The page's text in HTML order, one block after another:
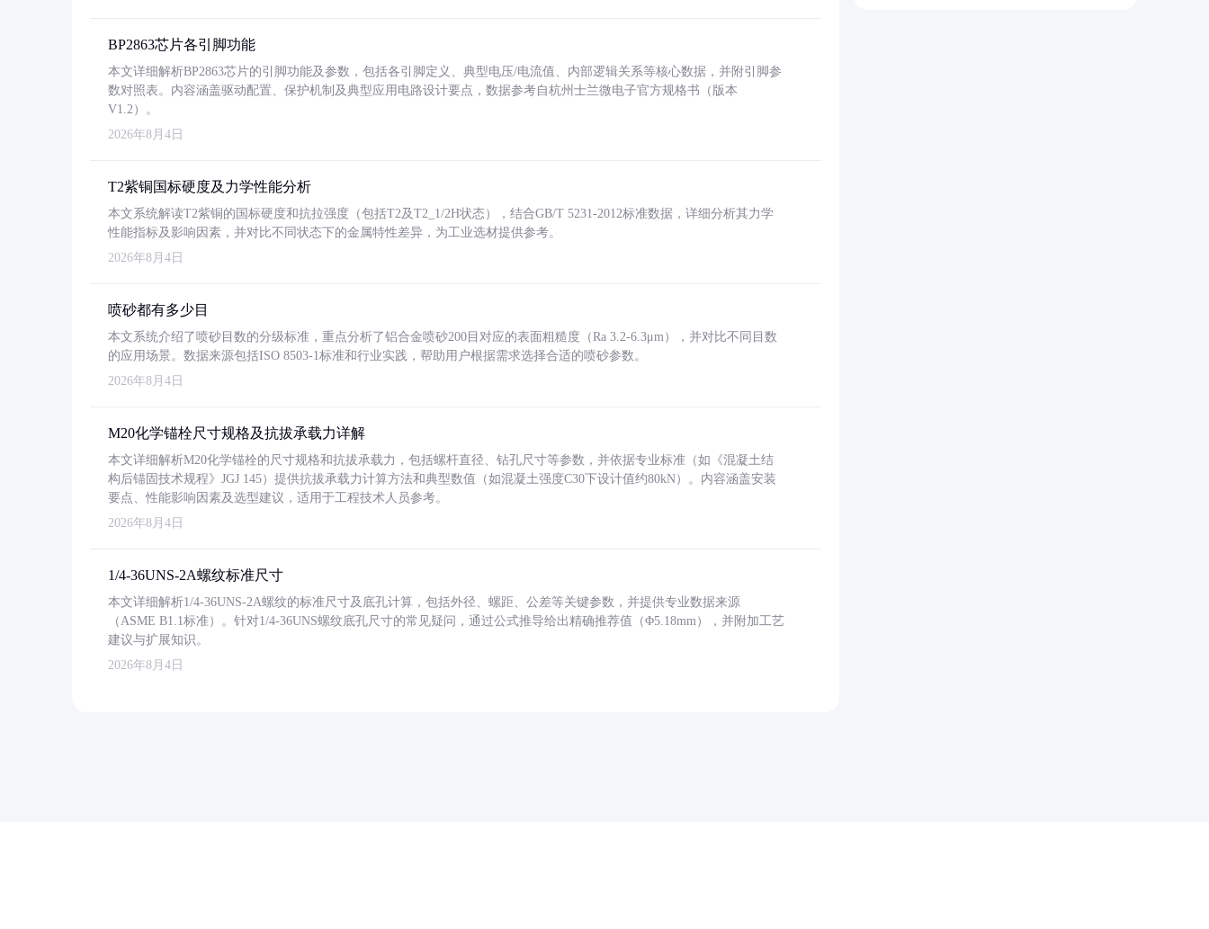
BP2863芯片各引脚功能
本文详细解析BP2863芯片的引脚功能及参数，包括各引脚定义、典型电压/电流值、内部逻辑关系等核心数据，并附引脚参
数对照表。内容涵盖驱动配置、保护机制及典型应用电路设计要点，数据参考自杭州士兰微电子官方规格书（版本
V1.2）。
2026年8月4日
T2紫铜国标硬度及力学性能分析
本文系统解读T2紫铜的国标硬度和抗拉强度（包括T2及T2_1/2H状态），结合GB/T 5231-2012标准数据，详细分析其力学
性能指标及影响因素，并对比不同状态下的金属特性差异，为工业选材提供参考。
2026年8月4日
喷砂都有多少目
本文系统介绍了喷砂目数的分级标准，重点分析了铝合金喷砂200目对应的表面粗糙度（Ra 3.2-6.3μm），并对比不同目数
的应用场景。数据来源包括ISO 8503-1标准和行业实践，帮助用户根据需求选择合适的喷砂参数。
2026年8月4日
M20化学锚栓尺寸规格及抗拔承载力详解
本文详细解析M20化学锚栓的尺寸规格和抗拔承载力，包括螺杆直径、钻孔尺寸等参数，并依据专业标准（如《混凝土结
构后锚固技术规程》JGJ 145）提供抗拔承载力计算方法和典型数值（如混凝土强度C30下设计值约80kN）。内容涵盖安装
要点、性能影响因素及选型建议，适用于工程技术人员参考。
2026年8月4日
1/4-36UNS-2A螺纹标准尺寸
本文详细解析1/4-36UNS-2A螺纹的标准尺寸及底孔计算，包括外径、螺距、公差等关键参数，并提供专业数据来源
（ASME B1.1标准）。针对1/4-36UNS螺纹底孔尺寸的常见疑问，通过公式推导给出精确推荐值（Φ5.18mm），并附加工艺
建议与扩展知识。
2026年8月4日